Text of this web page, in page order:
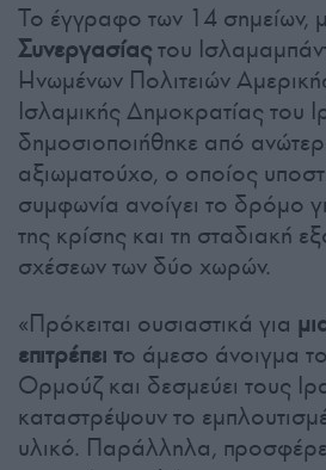
Το έγγραφο των 14 σημείων,
Συνεργασίαςτου
Ηνωμένων Πολιτειών
Ισλαμικής Δημοκρατίας του
δημοσιοποιήθηκε από
αξιωματούχο, ο οποίος
συμφωνία ανοίγει το δρόμο
της κρίσης και τη σταδιακή
σχέσεων των δύο χωρών.
«Πρόκειται ουσιαστικά για
επιτρέπει το άμεσο άνοιγμα
Ορμούζ και δεσμεύει τους
καταστρέψουν το
υλικό. Παράλληλα,